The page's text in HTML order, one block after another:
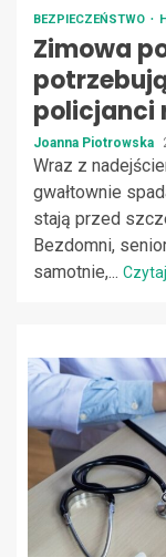
BEZPIECZEŃSTWO
Zimowa
policjanci
Joanna Piotrowska
Wraz z
gwałtownie
stają przed
Bezdomni,
samotnie,...